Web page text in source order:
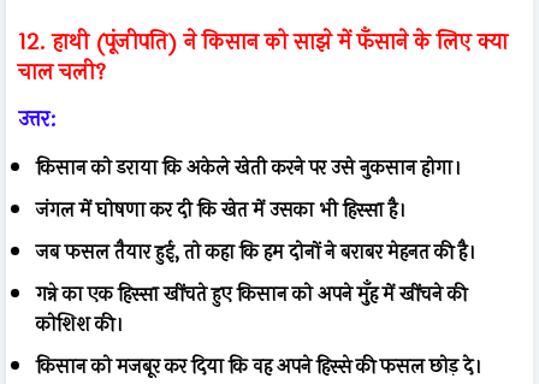
12. हाथी (पूंजीपति) ने किसान को साझे में फँसाने के लिए क्या
चाल चली?
उत्तर:
किसान को डराया कि अकेले खेती करने पर उसे नुकसान होगा।
जंगल में घोषणा कर दी कि खेत में उसका भी हिस्सा है।
जब फसल तैयार हुई, तो कहा कि हम दोनों ने बराबर मेहनत की है।
गन्ने का एक हिस्सा खींचते हुए किसान को अपने मुँह में खींचने की
कोशिश की।
किसान को मजबूर कर दिया कि वह अपने हिस्से की फसल छोड़ दे।